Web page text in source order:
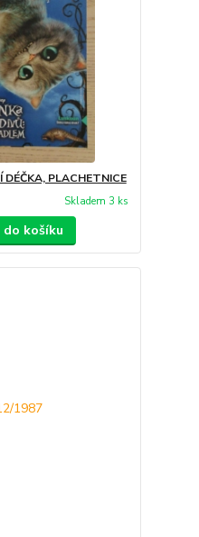
PLACHETNICE
Skladem 3 ks
košíku